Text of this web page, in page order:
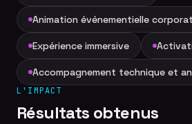
Animation événementielle
Expérience immersive
Accompagnement technique et
L'IMPACT
Résultats obtenus